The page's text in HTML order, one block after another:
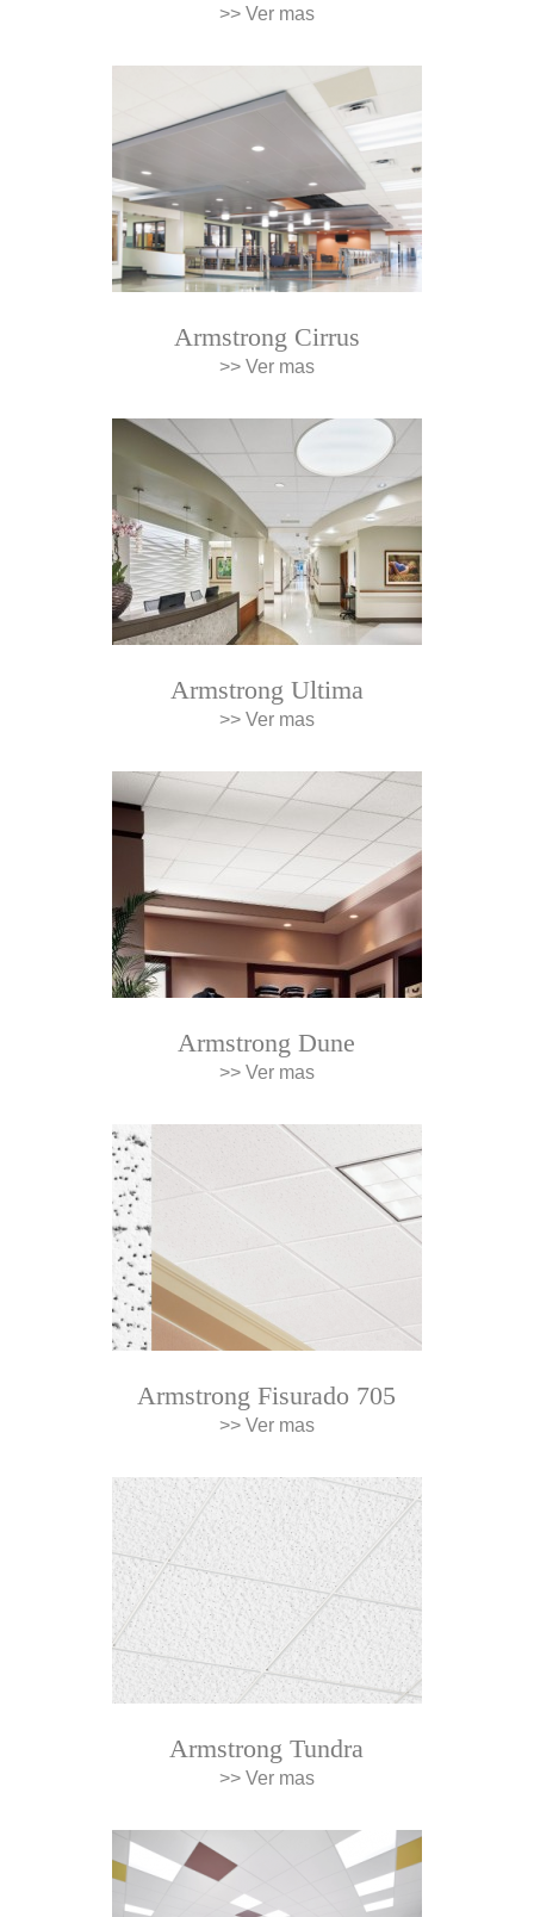
>> Ver mas
Armstrong Cirrus
>> Ver mas
Armstrong Ultima
>> Ver mas
Armstrong Dune
>> Ver mas
Armstrong Fisurado 705
>> Ver mas
Armstrong Tundra
>> Ver mas